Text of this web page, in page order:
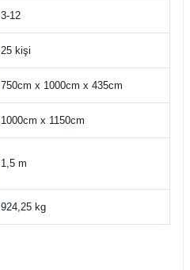
3-12
25 kişi
750cm x 1000cm x 435cm
1000cm x 1150cm
1,5 m
924,25 kg